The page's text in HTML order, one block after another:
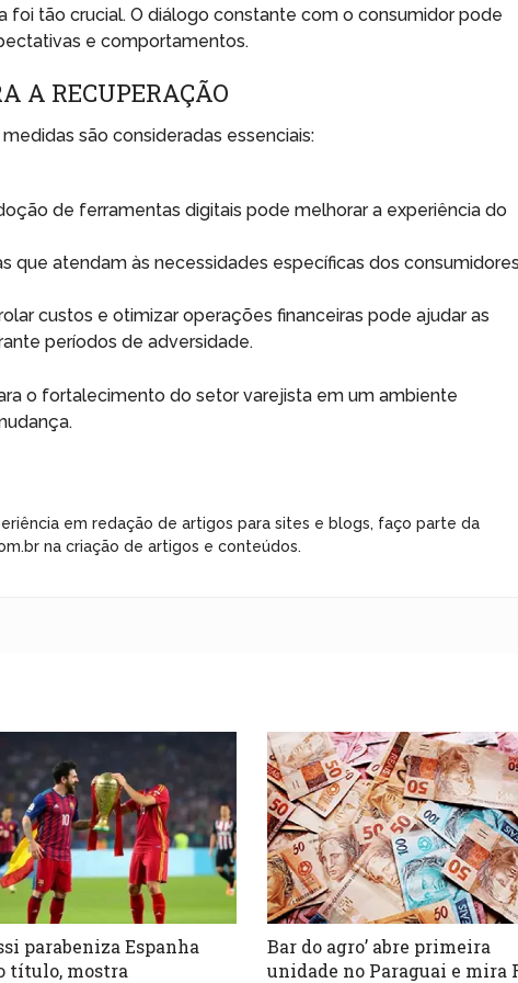
foi tão crucial. O diálogo constante com o consumidor pode
e comportamentos.
A RECUPERAÇÃO
são consideradas essenciais:
de ferramentas digitais pode melhorar a experiência do
que atendam às necessidades específicas dos
custos e otimizar operações financeiras pode ajudar as
períodos de adversidade.
o fortalecimento do setor varejista em um ambiente
em redação de artigos para sites e blogs, faço parte da
na criação de artigos e conteúdos.
parabeniza Espanha
título, mostra
Bar do agro’ abre primeira
unidade no Paraguai e mira